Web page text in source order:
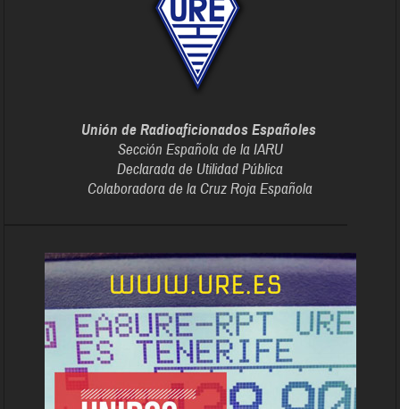
Unión de Radioaficionados Españoles
Sección Española de la IARU
Declarada de Utilidad Pública
Colaboradora de la Cruz Roja Española